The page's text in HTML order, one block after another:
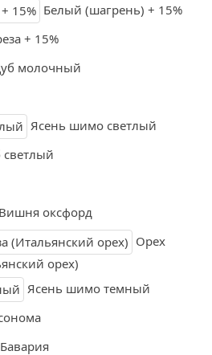
Белый (шагрень) + 15%
+ 15%
молочный
Ясень шимо светлый
светлый
Вишня оксфорд
Орех
орех)
Ясень шимо темный